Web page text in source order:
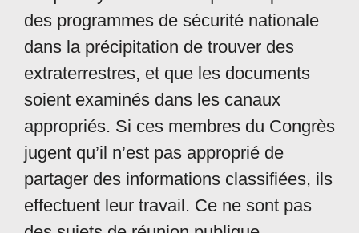
des programmes de sécurité nationale
dans la précipitation de trouver des
extraterrestres, et que les documents
soient examinés dans les canaux
appropriés. Si ces membres du Congrès
jugent qu’il n’est pas approprié de
partager des informations classifiées, ils
effectuent leur travail. Ce ne sont pas